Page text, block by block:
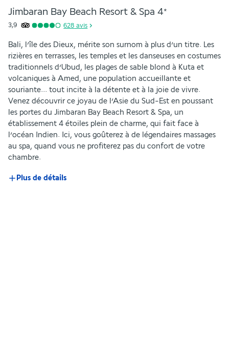
Jimbaran Bay Beach Resort & Spa 4*
3,9 628 avis
Bali, l’île des Dieux, mérite son surnom à plus d’un titre. Les
rizières en terrasses, les temples et les danseuses en costumes
traditionnels d’Ubud, les plages de sable blond à Kuta et
volcaniques à Amed, une population accueillante et
souriante... tout incite à la détente et à la joie de vivre.
Venez découvrir ce joyau de l’Asie du Sud-Est en poussant
les portes du Jimbaran Bay Beach Resort & Spa, un
établissement 4 étoiles plein de charme, qui fait face à
l’océan Indien. Ici, vous goûterez à de légendaires massages
au spa, quand vous ne profiterez pas du confort de votre
chambre.
Plus de détails